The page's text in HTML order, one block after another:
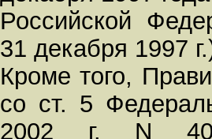
Российской
31 декабря 1997
Кроме того,
со ст. 5
2002 г. N 40-